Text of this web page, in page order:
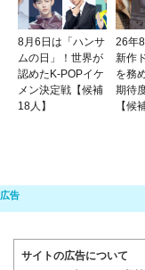
8月6日は「ハンサ
ムの日」！世界が
認めたK-POPイケ
メン決定戦【候補
18人】
26年
新作
を務
期待
【候
サイトの広告について